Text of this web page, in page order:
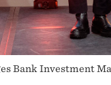
Investment